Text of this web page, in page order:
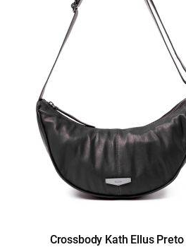
Crossbody Kath Ellus Preto